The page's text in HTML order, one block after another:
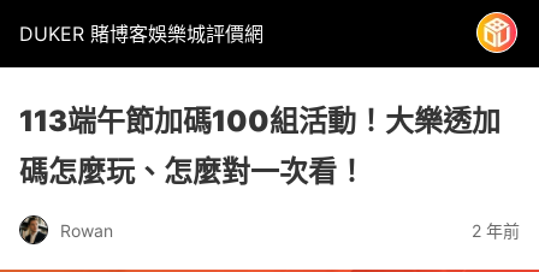
DUKER 賭博客娛樂城評價網
113端午節加碼100組活動！大樂透加
碼怎麼玩、怎麼對一次看！
Rowan 2 年前